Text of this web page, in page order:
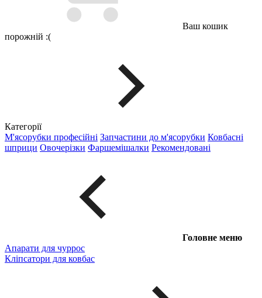
Ваш кошик
порожній :(
Категорії
М'ясорубки професійні Запчастини до м'ясорубки Ковбасні
шприци Овочерізки Фаршемішалки Рекомендовані
Головне меню
Апарати для чуррос
Кліпсатори для ковбас